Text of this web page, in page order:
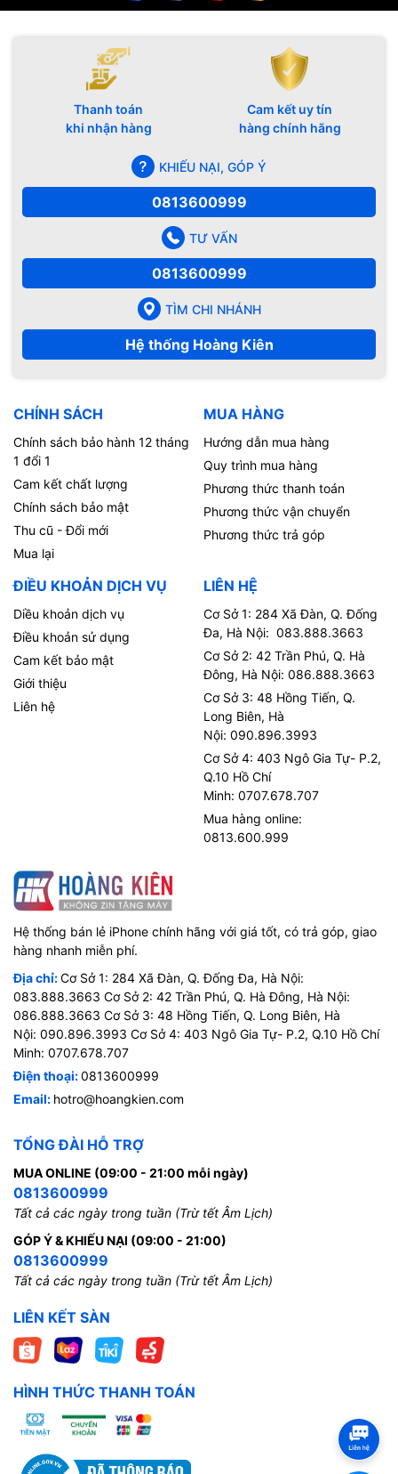
Thanh toán
khi nhận hàng
Cam kết uy tín
hàng chính hãng
KHIẾU NẠI, GÓP Ý
0813600999
TƯ VẤN
0813600999
TÌM CHI NHÁNH
Hệ thống Hoàng Kiên
CHÍNH SÁCH
Chính sách bảo hành 12 tháng
1 đổi 1
Cam kết chất lượng
Chính sách bảo mật
Thu cũ - Đổi mới
Mua lại
MUA HÀNG
Hướng dẫn mua hàng
Quy trình mua hàng
Phương thức thanh toán
Phương thức vận chuyển
Phương thức trả góp
ĐIỀU KHOẢN DỊCH VỤ
Diều khoản dịch vụ
Điều khoản sử dụng
Cam kết bảo mật
Giới thiệu
Liên hệ
LIÊN HỆ
Cơ Sở 1: 284 Xã Đàn, Q. Đống
Đa, Hà Nội: 083.888.3663
Cơ Sở 2: 42 Trần Phú, Q. Hà
Đông, Hà Nội: 086.888.3663
Cơ Sở 3: 48 Hồng Tiến, Q.
Long Biên, Hà
Nội: 090.896.3993
Cơ Sở 4: 403 Ngô Gia Tự- P.2,
Q.10 Hồ Chí
Minh: 0707.678.707
Mua hàng online:
0813.600.999
Hệ thống bán lẻ iPhone chính hãng với giá tốt, có trả góp, giao
hàng nhanh miễn phí.
Địa chỉ:Cơ Sở 1: 284 Xã Đàn, Q. Đống Đa, Hà Nội:
083.888.3663 Cơ Sở 2: 42 Trần Phú, Q. Hà Đông, Hà Nội:
086.888.3663 Cơ Sở 3: 48 Hồng Tiến, Q. Long Biên, Hà
Nội: 090.896.3993 Cơ Sở 4: 403 Ngô Gia Tự- P.2, Q.10 Hồ Chí
Minh: 0707.678.707
Điện thoại:0813600999
Email: hotro@hoangkien.com
TỔNG ĐÀI HỖ TRỢ
MUA ONLINE (09:00 - 21:00 mỗi ngày)
0813600999
Tất cả các ngày trong tuần (Trừ tết Âm Lịch)
GÓP Ý & KHIẾU NẠI (09:00 - 21:00)
0813600999
Tất cả các ngày trong tuần (Trừ tết Âm Lịch)
LIÊN KẾT SÀN
HÌNH THỨC THANH TOÁN